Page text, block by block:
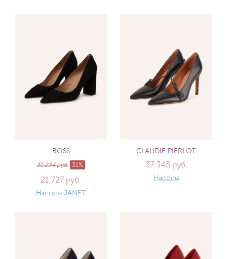
BOSS
31 234 руб. 31%
21 727 руб.
Насосы JANET
CLAUDIE PIERLOT
37 345 руб.
Насосы